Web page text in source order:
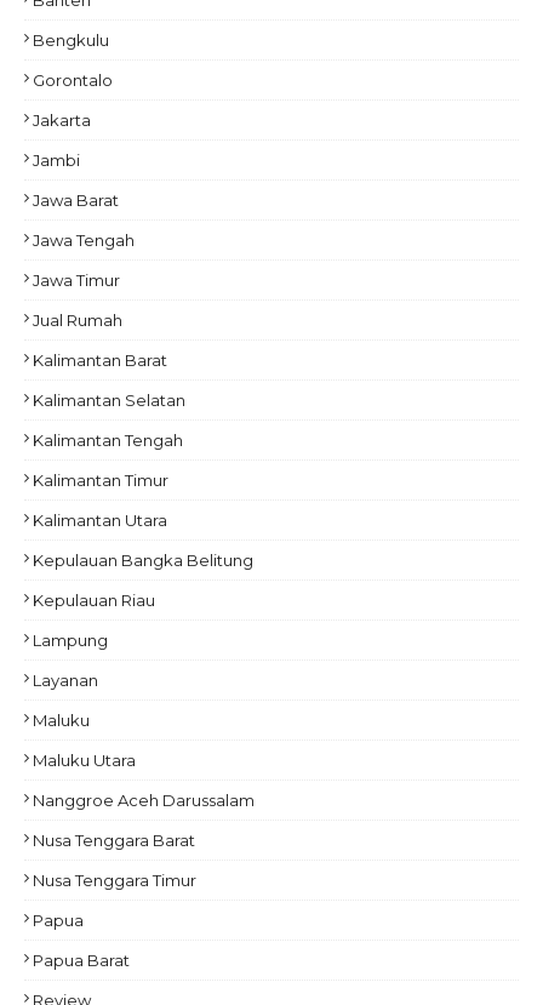
Bengkulu
Gorontalo
Jakarta
Jambi
Jawa Barat
Jawa Tengah
Jawa Timur
Jual Rumah
Kalimantan Barat
Kalimantan Selatan
Kalimantan Tengah
Kalimantan Timur
Kalimantan Utara
Kepulauan Bangka Belitung
Kepulauan Riau
Lampung
Layanan
Maluku
Maluku Utara
Nanggroe Aceh Darussalam
Nusa Tenggara Barat
Nusa Tenggara Timur
Papua
Papua Barat
Review